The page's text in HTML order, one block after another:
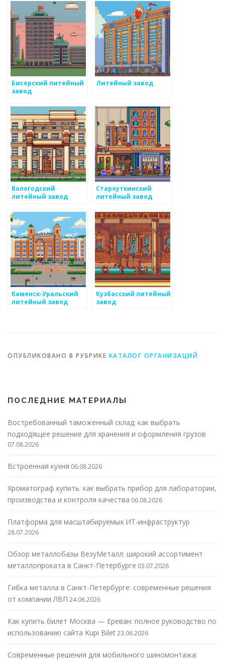
Бисерский литейный
завод
Литейный завод
Вологодский
литейный завод
Староуткинский
литейный завод
Каменск-Уральский
литейный завод
Кузбасский литейный
завод
ОПУБЛИКОВАНО В РУБРИКЕ КАТАЛОГ ОРГАНИЗАЦИЙ
ПОСЛЕДНИЕ МАТЕРИАЛЫ
Востребованный таможенный склад: как выбрать
подходящее решение для хранения и оформления грузов
07.08.2026
Встроенная кухня 06.08.2026
Хроматограф купить: как выбрать прибор для лаборатории,
производства и контроля качества 06.08.2026
Платформа для масштабируемых ИТ-инфраструктур
28.07.2026
Обзор металлобазы ВезуМеталл: широкий ассортимент
металлопроката в Санкт-Петербурге 03.07.2026
Гибка металла в Санкт-Петербурге: современные решения
от компании ЛВП 24.06.2026
Как купить билет Москва — Ереван: полное руководство по
использованию сайта Kupi Bilet23.06.2026
Современные решения для мобильного шиномонтажа: